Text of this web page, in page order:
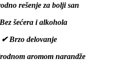
rešenje za bolji san
šećera i alkohola
✔ Brzo delovanje
aromom narandže